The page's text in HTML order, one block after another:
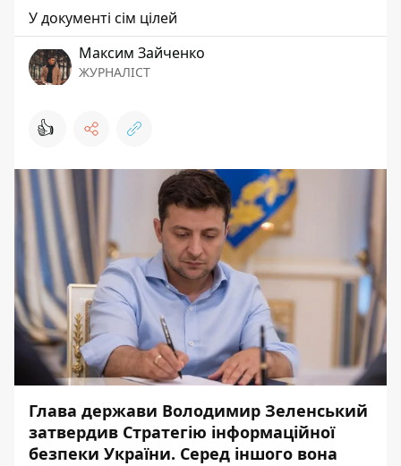
У документі сім цілей
Максим Зайченко
ЖУРНАЛІСТ
👍
Глава держави Володимир Зеленський
затвердив Стратегію інформаційної
безпеки України. Серед іншого вона